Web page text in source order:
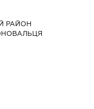
РАЙОН